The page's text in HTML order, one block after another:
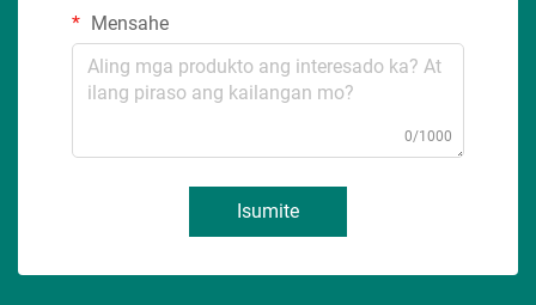
Mensahe
0/1000
Isumite